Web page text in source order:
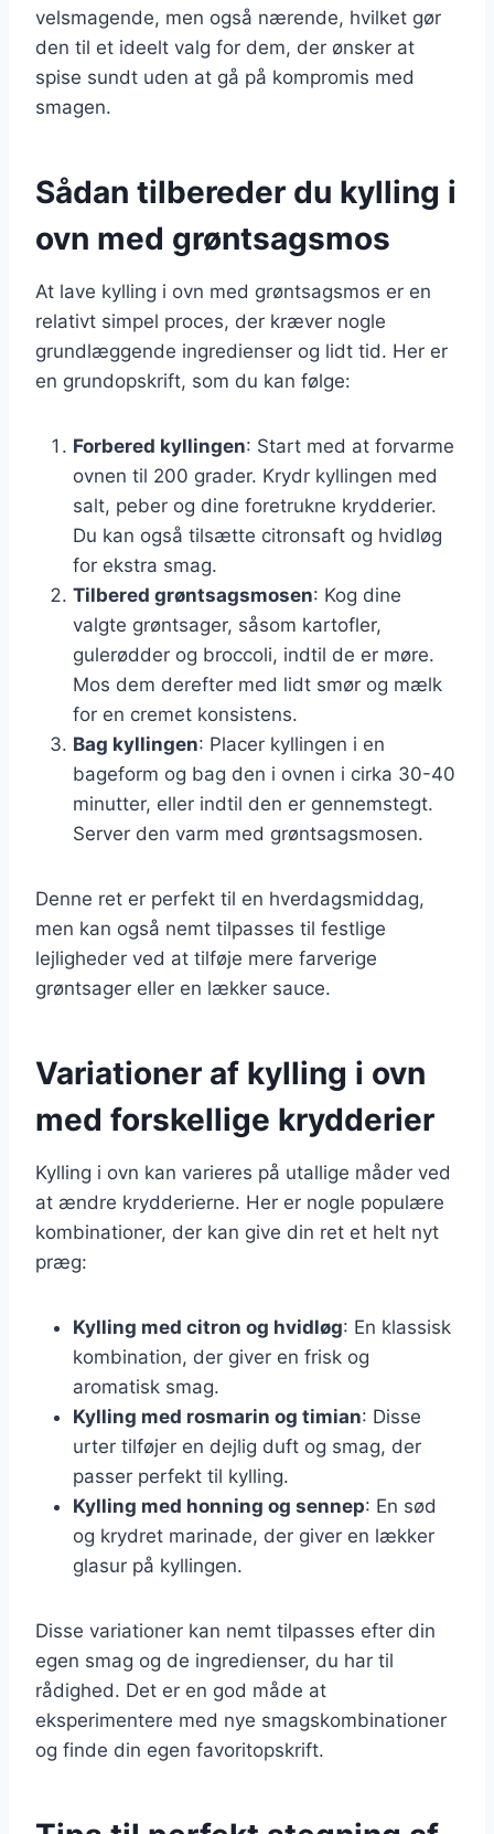
velsmagende, men også nærende, hvilket gør
den til et ideelt valg for dem, der ønsker at
spise sundt uden at gå på kompromis med
smagen.
Sådan tilbereder du kylling i
ovn med grøntsagsmos
At lave kylling i ovn med grøntsagsmos er en
relativt simpel proces, der kræver nogle
grundlæggende ingredienser og lidt tid. Her er
en grundopskrift, som du kan følge:
Forbered kyllingen: Start med at forvarme
ovnen til 200 grader. Krydr kyllingen med
salt, peber og dine foretrukne krydderier.
Du kan også tilsætte citronsaft og hvidløg
for ekstra smag.
Tilbered grøntsagsmosen: Kog dine
valgte grøntsager, såsom kartofler,
gulerødder og broccoli, indtil de er møre.
Mos dem derefter med lidt smør og mælk
for en cremet konsistens.
Bag kyllingen: Placer kyllingen i en
bageform og bag den i ovnen i cirka 30-40
minutter, eller indtil den er gennemstegt.
Server den varm med grøntsagsmosen.
Denne ret er perfekt til en hverdagsmiddag,
men kan også nemt tilpasses til festlige
lejligheder ved at tilføje mere farverige
grøntsager eller en lækker sauce.
Variationer af kylling i ovn
med forskellige krydderier
Kylling i ovn kan varieres på utallige måder ved
at ændre krydderierne. Her er nogle populære
kombinationer, der kan give din ret et helt nyt
præg:
Kylling med citron og hvidløg: En klassisk
kombination, der giver en frisk og
aromatisk smag.
Kylling med rosmarin og timian: Disse
urter tilføjer en dejlig duft og smag, der
passer perfekt til kylling.
Kylling med honning og sennep: En sød
og krydret marinade, der giver en lækker
glasur på kyllingen.
Disse variationer kan nemt tilpasses efter din
egen smag og de ingredienser, du har til
rådighed. Det er en god måde at
eksperimentere med nye smagskombinationer
og finde din egen favoritopskrift.